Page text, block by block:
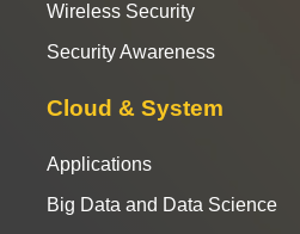
Wireless Security
Security Awareness
Cloud & System
Applications
Big Data and Data Science